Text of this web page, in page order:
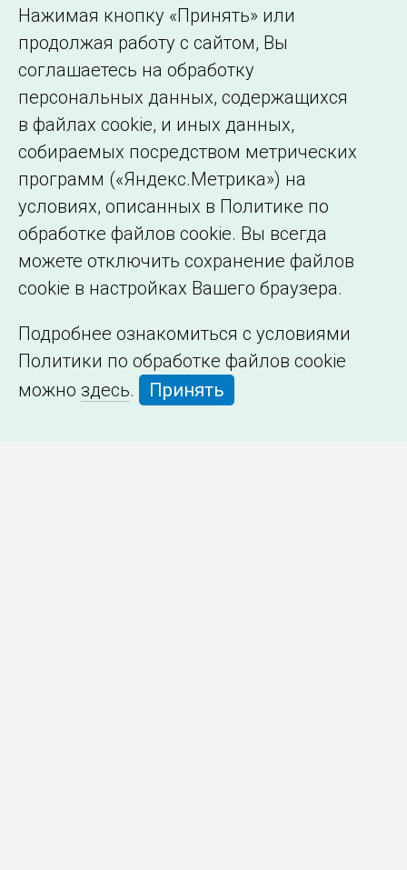
образовательной
организации
Нажимая кнопку «Принять» или
продолжая работу с сайтом, Вы
соглашаетесь на обработку
персональных данных, содержащихся
в файлах cookie, и иных данных,
собираемых посредством метрических
программ («Яндекс.Метрика») на
условиях, описанных в Политике по
обработке файлов cookie. Вы всегда
можете отключить сохранение файлов
cookie в настройках Вашего браузера.
Подробнее ознакомиться с условиями
Политики по обработке файлов cookie
можно здесь. Принять